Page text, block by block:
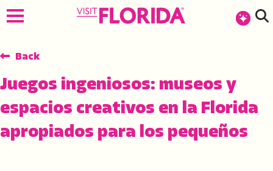
Back
Juegos ingeniosos: museos y
espacios creativos en la Florida
apropiados para los pequeños